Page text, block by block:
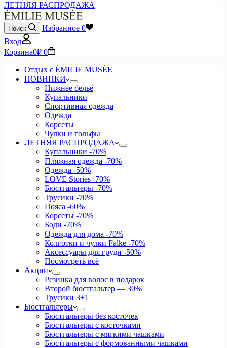
ЛЕТНЯЯ РАСПРОДАЖА
Поиск Избранное 0
Вход
Корзина0₽ 0
Отдых с ÉMILIE MUSÉE
НОВИНКИ
Нижнее бельё
Купальники
Спортивная одежда
Одежда
Корсеты
Чулки и гольфы
ЛЕТНЯЯ РАСПРОДАЖА
Купальники -70%
Пляжная одежда -70%
Одежда -50%
LOVE Stories -70%
Бюстгальтеры -70%
Трусики -70%
Пояса -60%
Корсеты -70%
Боди -70%
Одежда для дома -70%
Колготки и чулки Falke -70%
Аксессуары для груди -50%
Посмотреть всё
Акции
Резинка для волос в подарок
Второй бюстгальтер — 30%
Трусики 3+1
Бюстгальтеры
Бюстгальтеры без косточек
Бюстгальтеры с косточками
Бюстгальтеры с мягкими чашками
Бюстгальтеры с формованными чашками